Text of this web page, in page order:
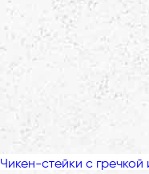
Чикен-стейки с